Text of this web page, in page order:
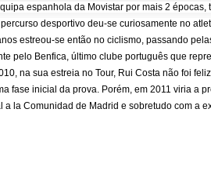
espanhola da Movistar por mais 2
desportivo deu-se curiosamente no
estreou-se então no ciclismo, passando
pelo Benfica, último clube português que
na sua estreia no Tour, Rui Costa não foi
fase inicial da prova. Porém, em 2011 viria a
a la Comunidad de Madrid e sobretudo com a